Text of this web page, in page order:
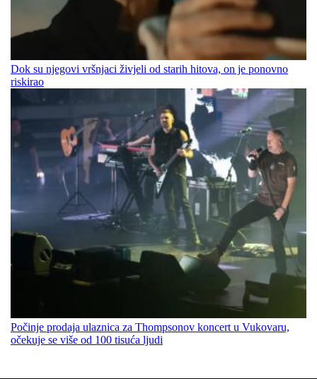
Dok su njegovi vršnjaci živjeli od starih hitova, on je ponovno
riskirao
Počinje prodaja ulaznica za Thompsonov koncert u Vukovaru,
očekuje se više od 100 tisuća ljudi